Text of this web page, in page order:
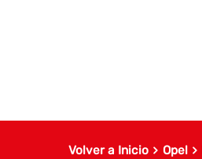
Volver a Inicio Opel